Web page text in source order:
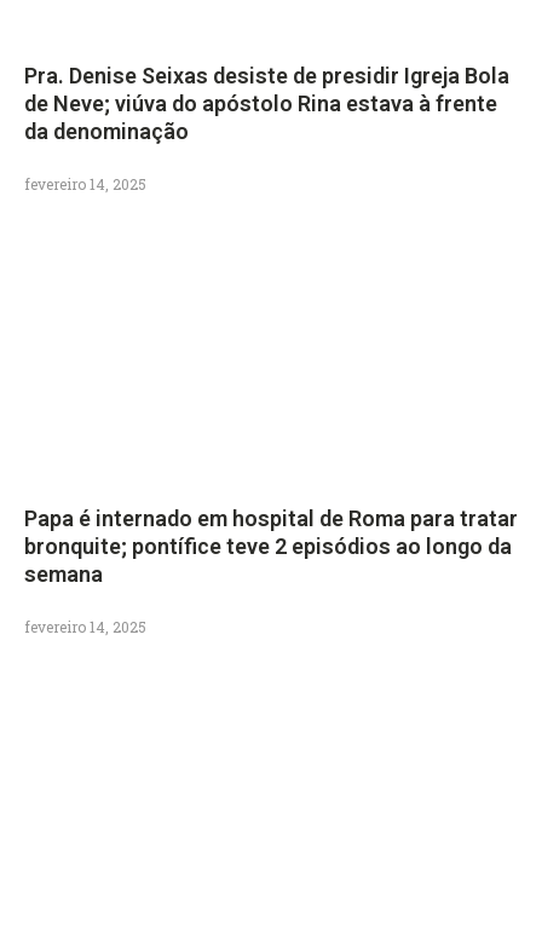
Pra. Denise Seixas desiste de presidir Igreja Bola
de Neve; viúva do apóstolo Rina estava à frente
da denominação
fevereiro 14, 2025
Papa é internado em hospital de Roma para tratar
bronquite; pontífice teve 2 episódios ao longo da
semana
fevereiro 14, 2025